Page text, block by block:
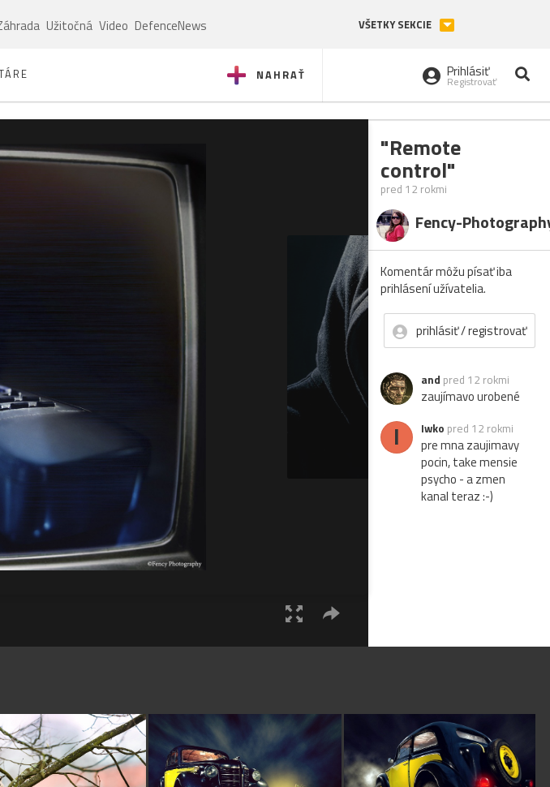
Užitočná Video DefenceNews VŠETKY SEKCIE
NAHRAŤ Prihlásiť
Registrovať
"Remote
control"
pred 12 rokmi
Fency-
Komentár môžu písať iba
prihlásení užívatelia.
prihlásiť / registrovať
and pred 12 rokmi
zaujímavo urobené
I Iwko pred 12 rokmi
pre mna zaujimavy
pocin, take mensie
psycho - a zmen
kanal teraz :-)